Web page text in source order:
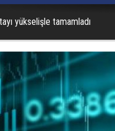
yükselişle tamamladı